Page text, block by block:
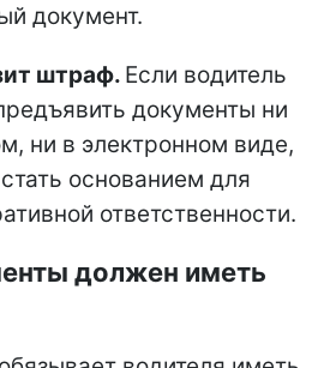
документ.
штраф. Если водитель
документы ни
ни в электронном виде,
основанием для
ответственности.
должен иметь